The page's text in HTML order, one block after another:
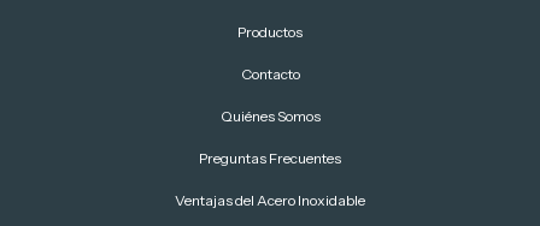
Productos
Contacto
Quiénes Somos
Preguntas Frecuentes
Ventajas del Acero Inoxidable